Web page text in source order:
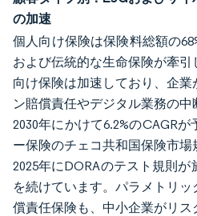
の加速
個人向け保険は保険料総額の
および伝統的な生命保険が牽
向け保険は加速しており、企
ン賠償責任やデジタル業務の中
2030年にかけて6.2%のCAGR
ー保険のチェコ共和国保険市場
2025年にDORAのテスト規則
を続けています。パラメトリ
償責任保険も、中小企業がリ